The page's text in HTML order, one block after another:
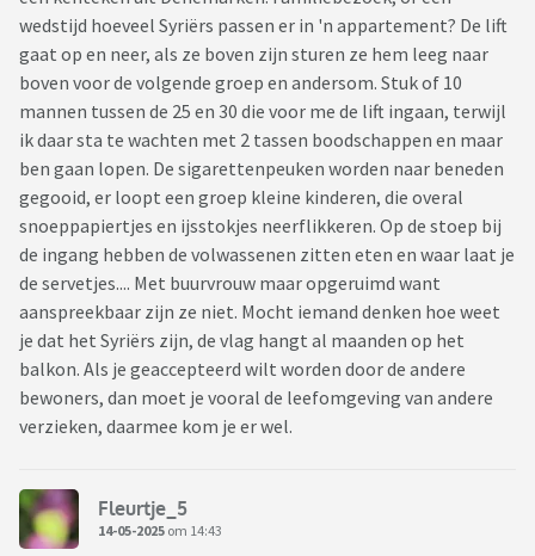
wedstijd hoeveel Syriërs passen er in 'n appartement? De lift
gaat op en neer, als ze boven zijn sturen ze hem leeg naar
boven voor de volgende groep en andersom. Stuk of 10
mannen tussen de 25 en 30 die voor me de lift ingaan, terwijl
ik daar sta te wachten met 2 tassen boodschappen en maar
ben gaan lopen. De sigarettenpeuken worden naar beneden
gegooid, er loopt een groep kleine kinderen, die overal
snoeppapiertjes en ijsstokjes neerflikkeren. Op de stoep bij
de ingang hebben de volwassenen zitten eten en waar laat je
de servetjes.... Met buurvrouw maar opgeruimd want
aanspreekbaar zijn ze niet. Mocht iemand denken hoe weet
je dat het Syriërs zijn, de vlag hangt al maanden op het
balkon. Als je geaccepteerd wilt worden door de andere
bewoners, dan moet je vooral de leefomgeving van andere
verzieken, daarmee kom je er wel.
Fleurtje_5
14-05-2025 om 14:43